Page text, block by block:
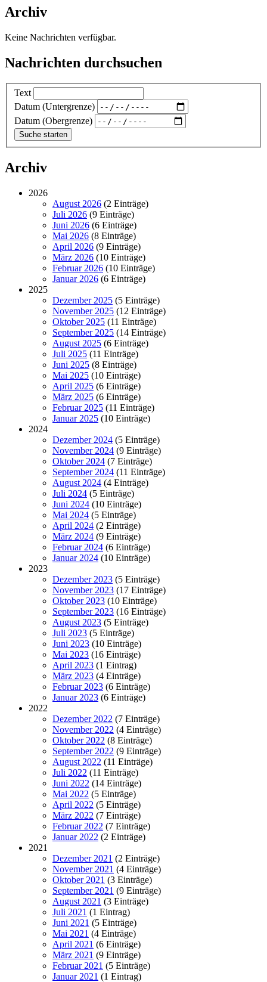
Archiv
Keine Nachrichten verfügbar.
Nachrichten durchsuchen
Text
Datum (Untergrenze)
Datum (Obergrenze)
Archiv
2026
August 2026 (2 Einträge)
Juli 2026 (9 Einträge)
Juni 2026 (6 Einträge)
Mai 2026 (8 Einträge)
April 2026 (9 Einträge)
März 2026 (10 Einträge)
Februar 2026 (10 Einträge)
Januar 2026 (6 Einträge)
2025
Dezember 2025 (5 Einträge)
November 2025 (12 Einträge)
Oktober 2025 (11 Einträge)
September 2025 (14 Einträge)
August 2025 (6 Einträge)
Juli 2025 (11 Einträge)
Juni 2025 (8 Einträge)
Mai 2025 (10 Einträge)
April 2025 (6 Einträge)
März 2025 (6 Einträge)
Februar 2025 (11 Einträge)
Januar 2025 (10 Einträge)
2024
Dezember 2024 (5 Einträge)
November 2024 (9 Einträge)
Oktober 2024 (7 Einträge)
September 2024 (11 Einträge)
August 2024 (4 Einträge)
Juli 2024 (5 Einträge)
Juni 2024 (10 Einträge)
Mai 2024 (5 Einträge)
April 2024 (2 Einträge)
März 2024 (9 Einträge)
Februar 2024 (6 Einträge)
Januar 2024 (10 Einträge)
2023
Dezember 2023 (5 Einträge)
November 2023 (17 Einträge)
Oktober 2023 (10 Einträge)
September 2023 (16 Einträge)
August 2023 (5 Einträge)
Juli 2023 (5 Einträge)
Juni 2023 (10 Einträge)
Mai 2023 (16 Einträge)
April 2023 (1 Eintrag)
März 2023 (4 Einträge)
Februar 2023 (6 Einträge)
Januar 2023 (6 Einträge)
2022
Dezember 2022 (7 Einträge)
November 2022 (4 Einträge)
Oktober 2022 (8 Einträge)
September 2022 (9 Einträge)
August 2022 (11 Einträge)
Juli 2022 (11 Einträge)
Juni 2022 (14 Einträge)
Mai 2022 (5 Einträge)
April 2022 (5 Einträge)
März 2022 (7 Einträge)
Februar 2022 (7 Einträge)
Januar 2022 (2 Einträge)
2021
Dezember 2021 (2 Einträge)
November 2021 (4 Einträge)
Oktober 2021 (3 Einträge)
September 2021 (9 Einträge)
August 2021 (3 Einträge)
Juli 2021 (1 Eintrag)
Juni 2021 (5 Einträge)
Mai 2021 (4 Einträge)
April 2021 (6 Einträge)
März 2021 (9 Einträge)
Februar 2021 (5 Einträge)
Januar 2021 (1 Eintrag)